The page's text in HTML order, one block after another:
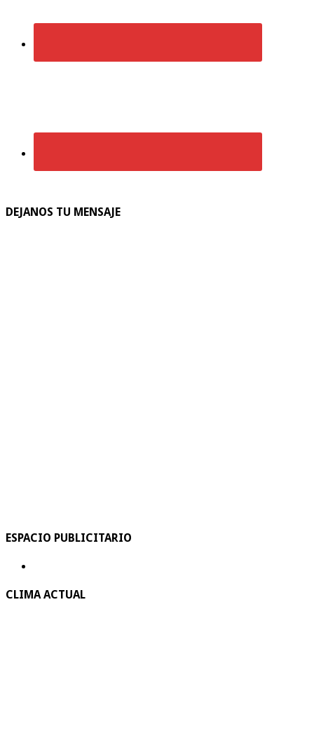
DEJANOS TU MENSAJE
ESPACIO PUBLICITARIO
CLIMA ACTUAL